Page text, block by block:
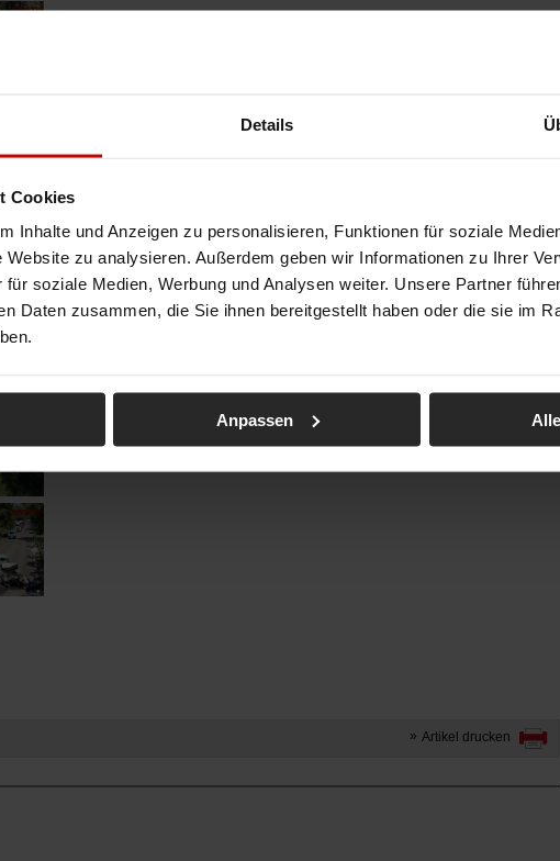
Details
Cookies
Inhalte und Anzeigen zu personalisieren, Funktionen für soziale
Website zu analysieren. Außerdem geben wir Informationen zu Ihrer
soziale Medien, Werbung und Analysen weiter. Unsere Partner
Daten zusammen, die Sie ihnen bereitgestellt haben oder die sie im
Anpassen
Artikel drucken